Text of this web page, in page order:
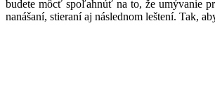
budete môcť spoľahnúť na to, že umývanie
nanášaní, stieraní aj následnom leštení. Tak,